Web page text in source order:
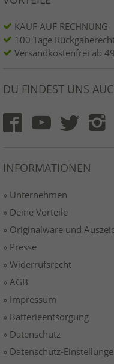
KAUF AUF RECHNUNG
100 Tage
Versandkostenfrei ab
DU FINDEST UNS
INFORMATIONEN
» Unternehmen
» Deine Vorteile
» Originalware und
» Presse
» Widerrufsrecht
» AGB
» Impressum
» Batterieentsorgung
» Datenschutz
» Datenschutz-